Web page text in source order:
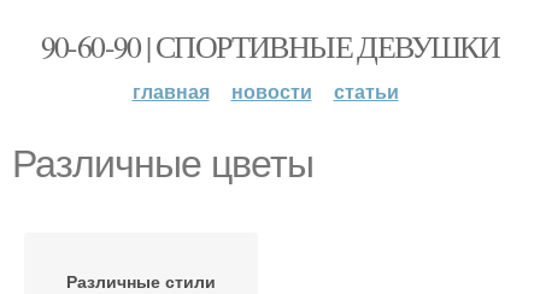
90-60-90 | СПОРТИВНЫЕ ДЕВУШКИ
главная новости статьи
Различные цветы
Различные стили